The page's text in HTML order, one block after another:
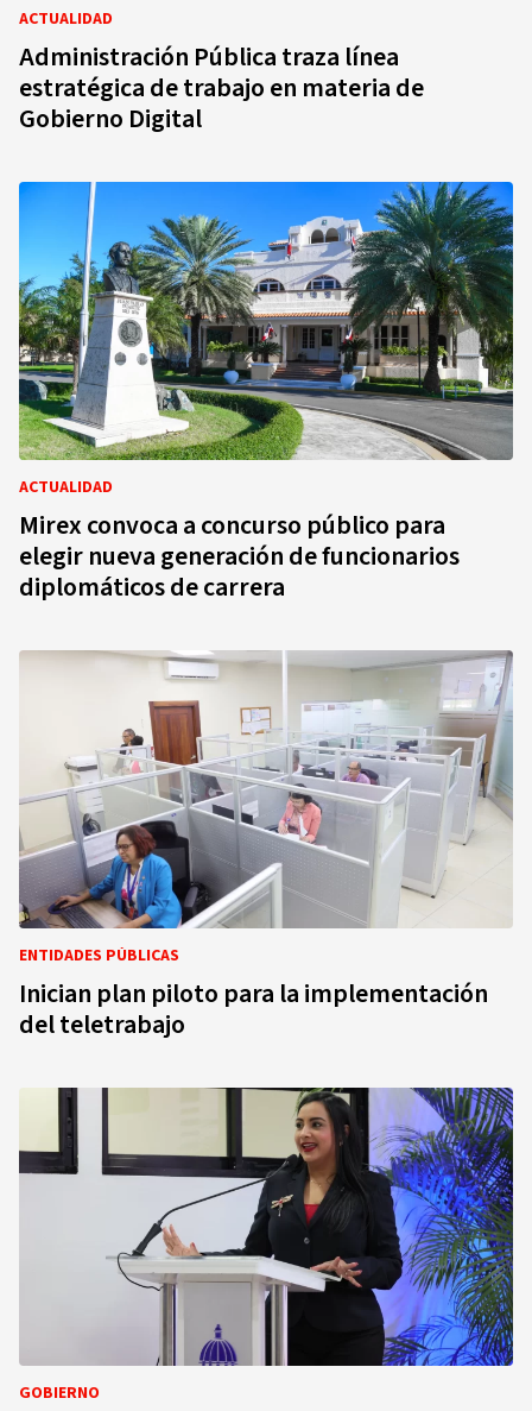
ACTUALIDAD
Administración Pública traza línea
estratégica de trabajo en materia de
Gobierno Digital
ACTUALIDAD
Mirex convoca a concurso público para
elegir nueva generación de funcionarios
diplomáticos de carrera
ENTIDADES PÚBLICAS
Inician plan piloto para la implementación
del teletrabajo
GOBIERNO